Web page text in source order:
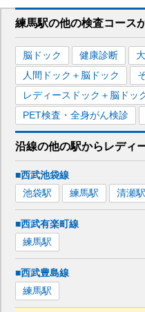
練馬駅の他の検査コース
脳ドック 健康診断
人間ドック＋脳ドック
レディースドック＋脳ドッ
PET検査・全身がん検診
沿線の他の駅から レディ
■西武池袋線
池袋駅 練馬駅 清瀬駅
■西武有楽町線
練馬駅
■西武豊島線
練馬駅